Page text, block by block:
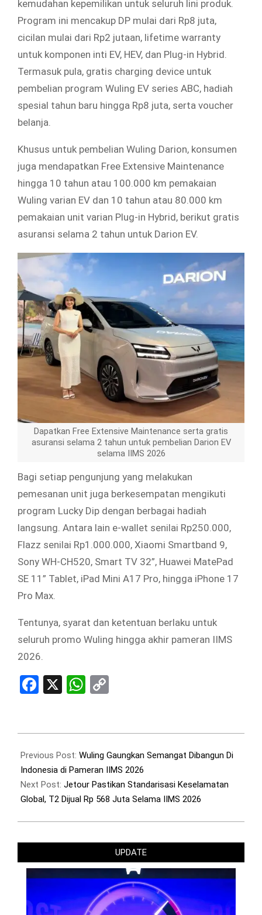
kemudahan kepemilikan untuk seluruh lini produk.
Program ini mencakup DP mulai dari Rp8 juta,
cicilan mulai dari Rp2 jutaan, lifetime warranty
untuk komponen inti EV, HEV, dan Plug-in Hybrid.
Termasuk pula, gratis charging device untuk
pembelian program Wuling EV series ABC, hadiah
spesial tahun baru hingga Rp8 juta, serta voucher
belanja.
Khusus untuk pembelian Wuling Darion, konsumen
juga mendapatkan Free Extensive Maintenance
hingga 10 tahun atau 100.000 km pemakaian
Wuling varian EV dan 10 tahun atau 80.000 km
pemakaian unit varian Plug-in Hybrid, berikut gratis
asuransi selama 2 tahun untuk Darion EV.
Dapatkan Free Extensive Maintenance serta gratis
asuransi selama 2 tahun untuk pembelian Darion EV
selama IIMS 2026
Bagi setiap pengunjung yang melakukan
pemesanan unit juga berkesempatan mengikuti
program Lucky Dip dengan berbagai hadiah
langsung. Antara lain e-wallet senilai Rp250.000,
Flazz senilai Rp1.000.000, Xiaomi Smartband 9,
Sony WH-CH520, Smart TV 32”, Huawei MatePad
SE 11” Tablet, iPad Mini A17 Pro, hingga iPhone 17
Pro Max.
Tentunya, syarat dan ketentuan berlaku untuk
seluruh promo Wuling hingga akhir pameran IIMS
2026.
Facebook
X WhatsApp
02-
07
Previous Post: Wuling Gaungkan Semangat Dibangun Di
Indonesia di Pameran IIMS 2026
Next Post: Jetour Pastikan Standarisasi Keselamatan
Global, T2 Dijual Rp 568 Juta Selama IIMS 2026
UPDATE